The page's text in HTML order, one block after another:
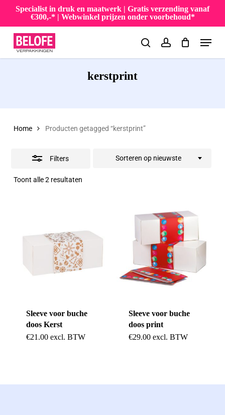
Skip
main
content
Specialist in druk en maatwerk | Gratis verzending vanaf
€300,-* | Webwinkel prijzen onder voorbehoud*
searchaccount
Menu
kerstprint
Home Producten getagged “kerstprint”
Filters
Toont alle 2 resultatenGesorteerd
Sorteren op nieuwste
Filters
Sleeve voor buche
doos Kerst
€21.00 excl. BTW
Sleeve voor buche
doos print
€29.00 excl. BTW